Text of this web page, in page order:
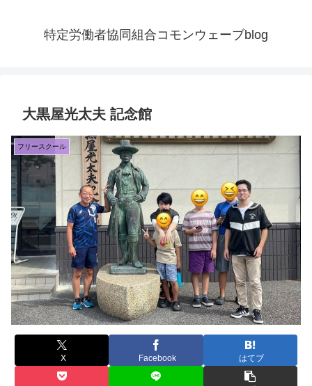
特定労働者協同組合コモンウェーブblog
大黒屋光太夫 記念館
フリースクール
X Facebook はてブ